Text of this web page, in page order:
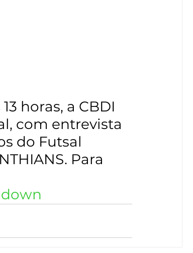
horas, a CBDI
com entrevista
do Futsal
Para